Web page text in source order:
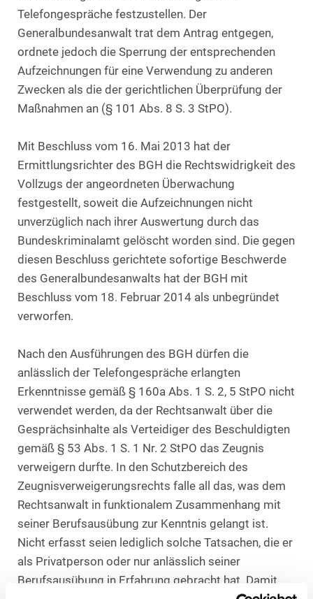
Telefongespräche festzustellen. Der
Generalbundesanwalt trat dem Antrag entgegen,
ordnete jedoch die Sperrung der entsprechenden
Aufzeichnungen für eine Verwendung zu anderen
Zwecken als die der gerichtlichen Überprüfung der
Maßnahmen an (§ 101 Abs. 8 S. 3 StPO).
Mit Beschluss vom 16. Mai 2013 hat der
Ermittlungsrichter des BGH die Rechtswidrigkeit des
Vollzugs der angeordneten Überwachung
festgestellt, soweit die Aufzeichnungen nicht
unverzüglich nach ihrer Auswertung durch das
Bundeskriminalamt gelöscht worden sind. Die gegen
diesen Beschluss gerichtete sofortige Beschwerde
des Generalbundesanwalts hat der BGH mit
Beschluss vom 18. Februar 2014 als unbegründet
verworfen.
Nach den Ausführungen des BGH dürfen die
anlässlich der Telefongespräche erlangten
Erkenntnisse gemäß § 160a Abs. 1 S. 2, 5 StPO nicht
verwendet werden, da der Rechtsanwalt über die
Gesprächsinhalte als Verteidiger des Beschuldigten
gemäß § 53 Abs. 1 S. 1 Nr. 2 StPO das Zeugnis
verweigern durfte. In den Schutzbereich des
Zeugnisverweigerungsrechts falle all das, was dem
Rechtsanwalt in funktionalem Zusammenhang mit
seiner Berufsausübung zur Kenntnis gelangt ist.
Nicht erfasst seien lediglich solche Tatsachen, die er
als Privatperson oder nur anlässlich seiner
Berufsausübung in Erfahrung gebracht hat. Damit